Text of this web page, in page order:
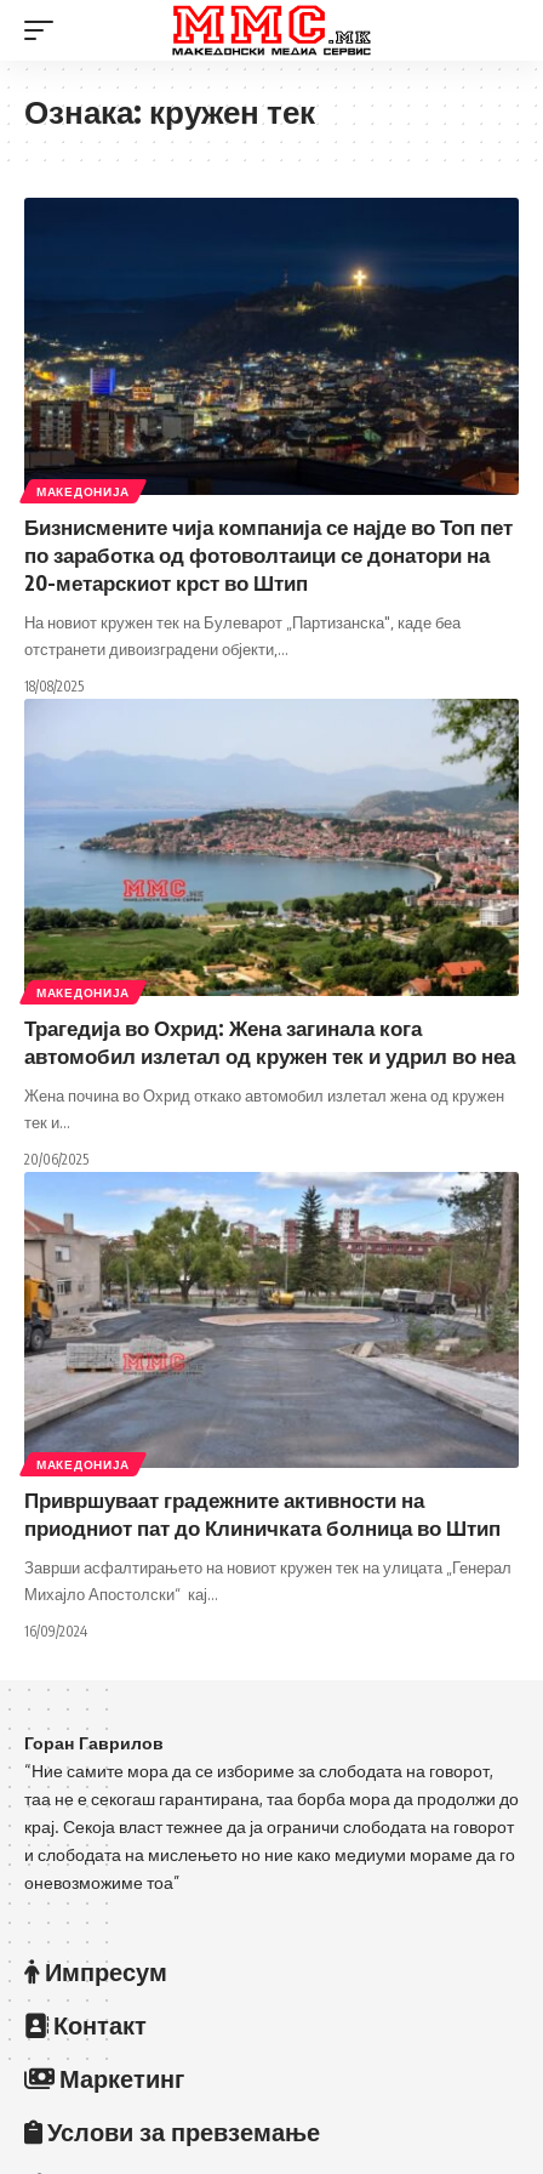
Ознака: кружен тек
МАКЕДОНИЈА
Бизнисмените чија компанија се најде во Топ пет
по заработка од фотоволтаици се донатори на
20-метарскиот крст во Штип
На новиот кружен тек на Булеварот „Партизанска", каде беа
отстранети дивоизградени објекти, …
18/08/2025
МАКЕДОНИЈА
Трагедија во Охрид: Жена загинала кога
автомобил излетал од кружен тек и удрил во неа
Жена почина во Охрид откако автомобил излетал жена од кружен
тек и…
20/06/2025
МАКЕДОНИЈА
Привршуваат градежните активности на
приодниот пат до Клиничката болница во Штип
Заврши асфалтирањето на новиот кружен тек на улицата „Генерал
Михајло Апостолски“ кај…
16/09/2024
Горан Гаврилов
“Ние самите мора да се избориме за слободата на говорот,
таа не е секогаш гарантирана, таа борба мора да продолжи до
крај. Секоја власт тежнее да ја ограничи слободата на говорот
и слободата на мислењето но ние како медиуми мораме да го
оневозможиме тоа”
Импресум
Контакт
Маркетинг
Услови за превземање